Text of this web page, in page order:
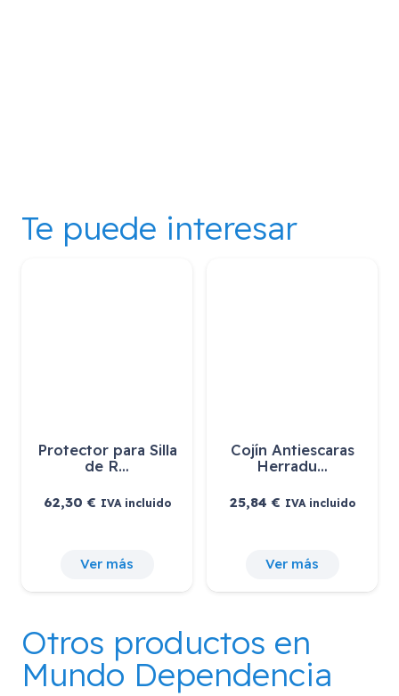
Te puede interesar
Protector para Silla
de R…
62,30€ IVA incluido
Ver más
Cojín Antiescaras
Herradu…
25,84€ IVA incluido
Ver más
Otros productos en
Mundo Dependencia